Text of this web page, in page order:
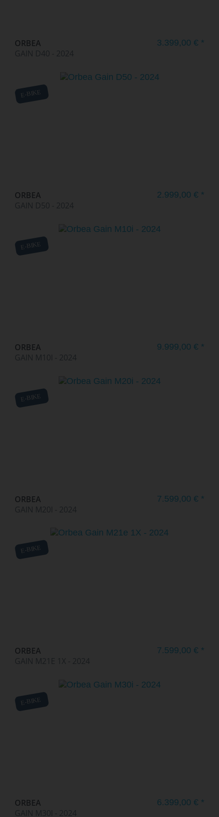
ORBEA
GAIN D40 - 2024
3.399,00 € *
E-BIKE
ORBEA
GAIN D50 - 2024
2.999,00 € *
E-BIKE
ORBEA
GAIN M10I - 2024
9.999,00 € *
E-BIKE
ORBEA
GAIN M20I - 2024
7.599,00 € *
E-BIKE
ORBEA
GAIN M21E 1X - 2024
7.599,00 € *
E-BIKE
ORBEA
GAIN M30I - 2024
6.399,00 € *